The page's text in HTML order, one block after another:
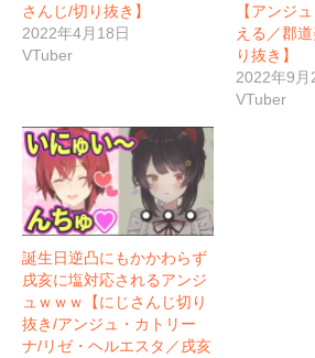
さんじ/切り抜き】
2022年4月18日
VTuber
【アンジ
える／郡
り抜き】
2022年9月
VTuber
誕生日逆凸にもかかわらず
戌亥に塩対応されるアンジ
ュｗｗｗ【にじさんじ切り
抜き/アンジュ・カトリー
ナ/リゼ・ヘルエスタ／戌亥